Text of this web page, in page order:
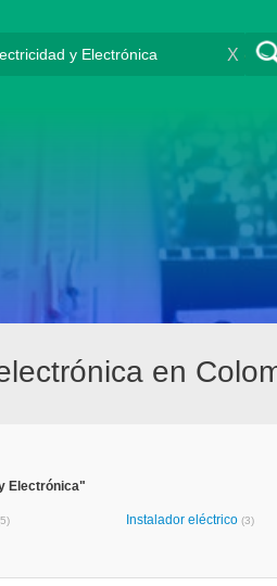
X
en
Electrónica"
Instalador eléctrico (3)